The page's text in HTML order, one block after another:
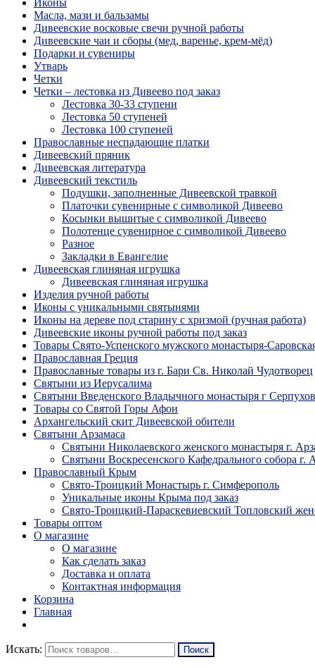
Масла, мази и бальзамы
Дивеевские восковые свечи ручной работы
Дивеевские чаи и сборы (мед, варенье, крем-мёд)
Подарки и сувениры
Утварь
Четки
Четки – лестовка из Дивеево под заказ
Лестовка 30-33 ступени
Лестовка 50 ступеней
Лестовка 100 ступеней
Православные неспадающие платки
Дивеевский пряник
Дивеевская литература
Дивеевский текстиль
Подушки, заполненные Дивеевской травкой
Платочки сувенирные с символикой Дивеево
Косынки вышитые с символикой Дивеево
Полотенце сувенирное с символикой Дивеево
Разное
Закладки в Евангелие
Дивеевская глиняная игрушка
Дивеевская глиняная игрушка
Изделия ручной работы
Иконы с уникальными святынями
Иконы на дереве под старину с хризмой (ручная работа)
Дивеевские иконы ручной работы под заказ
Товары Свято-Успенского мужского монастыря-
Православная Греция
Православные товары из г. Бари Св. Николай Чудотворец
Святыни из Иерусалима
Святыни Введенского Владычного монастыря г Серпухов
Товары со Святой Горы Афон
Архангельский скит Дивеевской обители
Святыни Арзамаса
Святыни Николаевского женского монастыря г.
Святыни Воскресенского Кафедрального собора г.
Православный Крым
Свято-Троицкий Монастырь г. Симферополь
Уникальные иконы Крыма под заказ
Свято-Троицкий-Параскевиевский Топловский
Товары оптом
О магазине
О магазине
Как сделать заказ
Доставка и оплата
Контактная информация
Корзина
Главная
Искать: